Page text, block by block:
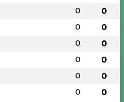
0 0
0 0
0 0
0 0
0 0
0 0